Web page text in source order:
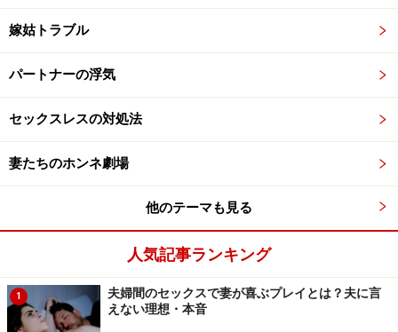
嫁姑トラブル
パートナーの浮気
セックスレスの対処法
妻たちのホンネ劇場
他のテーマも見る
人気記事ランキング
1
夫婦間のセックスで妻が喜ぶプレイとは？夫に言
えない理想・本音